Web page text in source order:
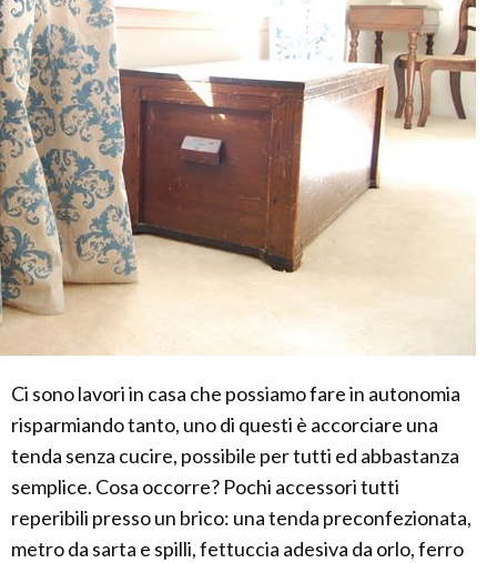
Ci sono lavori in casa che possiamo fare in autonomia
risparmiando tanto, uno di questi è accorciare una
tenda senza cucire, possibile per tutti ed abbastanza
semplice. Cosa occorre? Pochi accessori tutti
reperibili presso un brico: una tenda preconfezionata,
metro da sarta e spilli, fettuccia adesiva da orlo, ferro